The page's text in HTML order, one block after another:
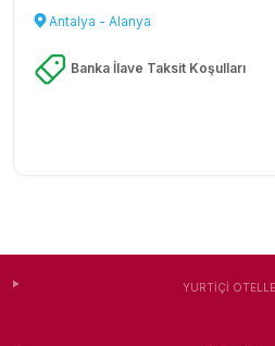
Antalya - Alanya
Banka İlave Taksit Koşulları
YURTIÇI